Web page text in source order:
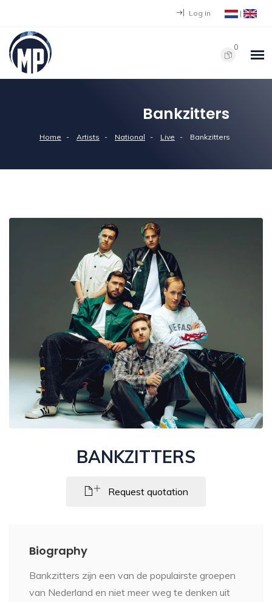
Log in |
0
Bankzitters
Home Artists National Live Bankzitters
BANKZITTERS
Request quotation
Biography
Bankzitters zijn een van de populairste groepen
van Nederland en niet meer weg te denken uit